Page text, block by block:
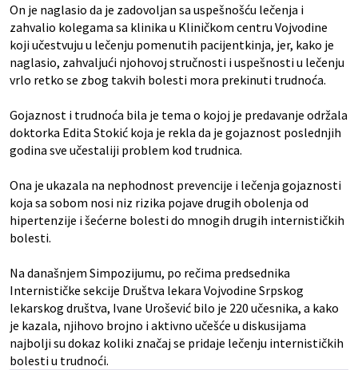
On je naglasio da je zadovoljan sa uspešnošću lečenja i
zahvalio kolegama sa klinika u Kliničkom centru Vojvodine
koji učestvuju u lečenju pomenutih pacijentkinja, jer, kako je
naglasio, zahvaljući njohovoj stručnosti i uspešnosti u lečenju
vrlo retko se zbog takvih bolesti mora prekinuti trudnoća.
Gojaznost i trudnoća bila je tema o kojoj je predavanje održala
doktorka Edita Stokić koja je rekla da je gojaznost poslednjih
godina sve učestaliji problem kod trudnica.
Ona je ukazala na nephodnost prevencije i lečenja gojaznosti
koja sa sobom nosi niz rizika pojave drugih obolenja od
hipertenzije i šećerne bolesti do mnogih drugih internističkih
bolesti.
Na današnjem Simpozijumu, po rečima predsednika
Internističke sekcije Društva lekara Vojvodine Srpskog
lekarskog društva, Ivane Urošević bilo je 220 učesnika, a kako
je kazala, njihovo brojno i aktivno učešće u diskusijama
najbolji su dokaz koliki značaj se pridaje lečenju internističkih
bolesti u trudnoći.